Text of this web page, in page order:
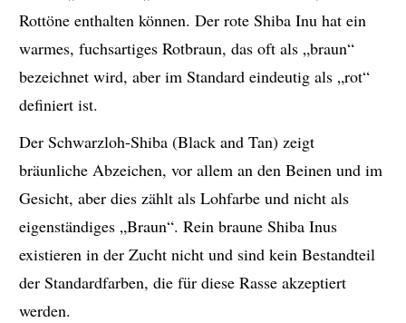
Rottöne enthalten können. Der rote Shiba Inu hat ein
warmes, fuchsartiges Rotbraun, das oft als „braun“
bezeichnet wird, aber im Standard eindeutig als „rot“
definiert ist.
Der Schwarzloh-Shiba (Black and Tan) zeigt
bräunliche Abzeichen, vor allem an den Beinen und im
Gesicht, aber dies zählt als Lohfarbe und nicht als
eigenständiges „Braun“. Rein braune Shiba Inus
existieren in der Zucht nicht und sind kein Bestandteil
der Standardfarben, die für diese Rasse akzeptiert
werden.